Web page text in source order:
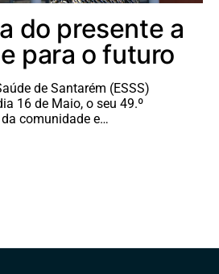
do presente a
para o futuro
de Santarém (ESSS)
16 de Maio, o seu 49.º
comunidade e…